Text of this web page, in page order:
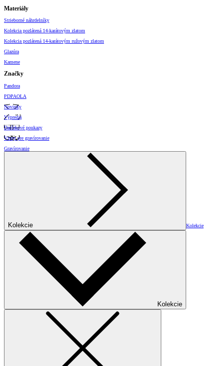
Materiály
Strieborné náhrdelníky
Kolekcia pozlátená 14-karátovým zlatom
Kolekcia pozlátená 14-karátovým ružovým zlatom
Glazúra
Kamene
Značky
Pandora
PDPAOLA
Novinky
Výpredaj
Darčekové poukazy
Vzory pre gravírovanie
Gravírovanie
Kolekcie Kolekcie
Kolekcie